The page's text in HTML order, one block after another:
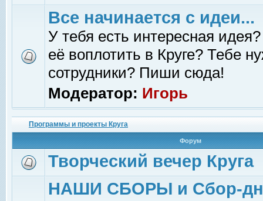
Все начинается с идеи...
У тебя есть интересная
её воплотить в Круге? Тебе
сотрудники? Пиши сюда!
Модератор: Игорь
Программы и проекты Круга
Форум
Творческий вечер Круга
НАШИ СБОРЫ и Сбор-